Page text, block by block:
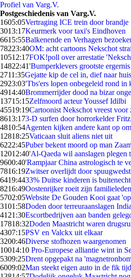
Profiel van Varg.V.
Postgeschiedenis van Varg.V.
1605:05Vertraging ICE trein door brandje
3013:17Keurmerk voor taxi's Eindhoven
6615:55Balkenende en Verhagen
78223:40OM: acht cartoons Nekschot
10512:17FOK!poll over arrestatie
14822:41'Bumperklevers grootste
2711:35Gejatte kip de cel in, dief naar huis
2923:03'Tbs'ers lopen onbegeleid rond in
4914:40Brommerrijder dood na bizar
13715:15Zelfmoord acteur Youssef Idilbi
45519:19Cartoonist Nekschot vreest voor
8613:173-D surfen door horrorkelder
4810:54Agenten kijken andere kant op
12818:25Vaticaan sluit aliens niet uit
6222:45Puber bekent moord op man
12012:40'Al-Qaeda wil aanslagen plegen
9600:40'Rampjaar China astrologisch te
7816:19Zwitser overlijdt door
6419:4433% Duitse kinderen is
8216:49Oostenrijker roeit zijn
5702:05Website De Gouden Kooi gaat
3101:58Doden door terreuraanslagen India
41 21:30Escortbedrijven aan banden
17818:32Doden Maastricht waren
4307:15PSV en Valckx uit elkaar
3200:46Diverse stofhozen waargenomen
10014:10 Pro-Europese alliantie wint in
5309:25Drent opgepakt na
6009:02Man steekt eigen auto in de fik